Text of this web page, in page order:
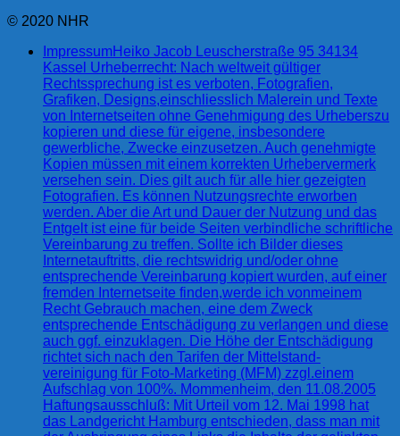
© 2020 NHR
ImpressumHeiko Jacob Leuscherstraße 95 34134
Kassel Urheberrecht: Nach weltweit gültiger
Rechtssprechung ist es verboten, Fotografien,
Grafiken, Designs,einschliesslich Malerein und Texte
von Internetseiten ohne Genehmigung des Urheberszu
kopieren und diese für eigene, insbesondere
gewerbliche, Zwecke einzusetzen. Auch genehmigte
Kopien müssen mit einem korrekten Urhebervermerk
versehen sein. Dies gilt auch für alle hier gezeigten
Fotografien. Es können Nutzungsrechte erworben
werden. Aber die Art und Dauer der Nutzung und das
Entgelt ist eine für beide Seiten verbindliche schriftliche
Vereinbarung zu treffen. Sollte ich Bilder dieses
Internetauftritts, die rechtswidrig und/oder ohne
entsprechende Vereinbarung kopiert wurden, auf einer
fremden Internetseite finden,werde ich vonmeinem
Recht Gebrauch machen, eine dem Zweck
entsprechende Entschädigung zu verlangen und diese
auch ggf. einzuklagen. Die Höhe der Entschädigung
richtet sich nach den Tarifen der Mittelstand-
vereinigung für Foto-Marketing (MFM) zzgl.einem
Aufschlag von 100%. Mommenheim, den 11.08.2005
Haftungsausschluß: Mit Urteil vom 12. Mai 1998 hat
das Landgericht Hamburg entschieden, dass man mit